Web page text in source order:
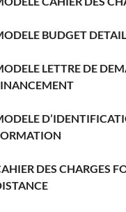
BUDGET
LETTRE DE
DES CHARGES